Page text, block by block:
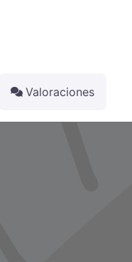
Valoraciones